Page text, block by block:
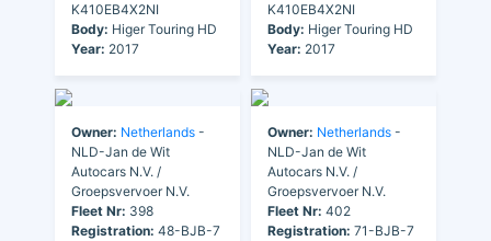
K410EB4X2NI
Body: Higer Touring HD
Year: 2017
K410EB4X2NI
Body: Higer Touring HD
Year: 2017
Owner: Netherlands -
NLD-Jan de Wit
Autocars N.V. /
Groepsvervoer N.V.
Fleet Nr: 398
Registration: 48-BJB-7
Owner: Netherlands -
NLD-Jan de Wit
Autocars N.V. /
Groepsvervoer N.V.
Fleet Nr: 402
Registration: 71-BJB-7